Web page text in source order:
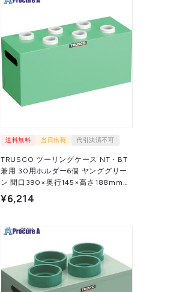
送料無料 当日出荷 代引決済不可
TRUSCO ツーリングケース NT・BT
兼用 30用ホルダー6個 ヤンググリー
ン 間口390×奥行145×高さ188mm
¥6,214